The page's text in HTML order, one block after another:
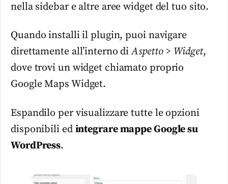
nella sidebar e altre aree widget del tuo sito.
Quando installi il plugin, puoi navigare
direttamente all’interno diAspetto > Widget,
dove trovi un widget chiamato proprio
Google Maps Widget.
Espandilo per visualizzare tutte le opzioni
disponibili ed integrare mappe Google su
WordPress.